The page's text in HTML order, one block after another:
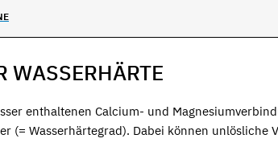
WASSERHÄRTE
enthaltenen Calcium- und
(= Wasserhärtegrad). Dabei können unlösliche